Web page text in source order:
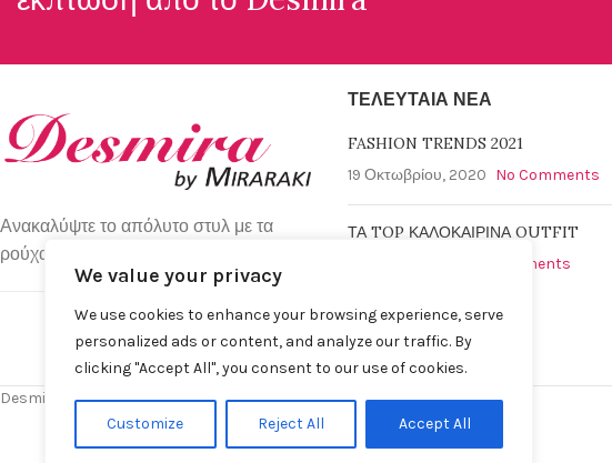
We value your privacy
We use cookies to enhance your browsing experience, serve
personalized ads or content, and analyze our traffic. By
clicking "Accept All", you consent to our use of cookies.
Customize Reject All Accept All
Ανακαλύψτε το απόλυτο στυλ με τα
ρούχα απο τη Desmira Collection.
ΤΕΛΕΥΤΑΊΑ ΝΈΑ
FASHION TRENDS 2021
19 Οκτωβρίου, 2020 No Comments
ΤΑ TOP ΚΑΛΟΚΑΙΡΙΝΑ OUTFIT
No Comments
Desmira by Despina Miraraki S.A. © 2025 | All rights Reserved